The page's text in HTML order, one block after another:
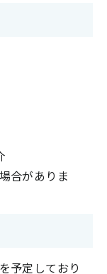
合がありま
予定しており